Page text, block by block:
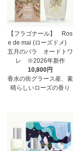
【フラゴナール】 Ros
e de mai (ローズドメ)
五月のバラ オードトワ
レ ※2026年新作
10,800円
香水の街グラース産、素
晴らしいローズの香り